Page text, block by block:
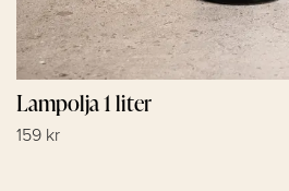
Lampolja 1 liter
159 kr